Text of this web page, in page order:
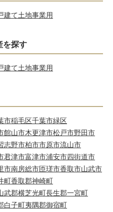
建て土地事業用
を探す
建て土地事業用
市稲毛区千葉市緑区
館山市木更津市松戸市野田市
志野市柏市市原市流山市
君津市富津市浦安市四街道市
市南房総市匝瑳市香取市山武市
町香取郡神崎町
武郡横芝光町長生郡一宮町
白子町夷隅郡御宿町